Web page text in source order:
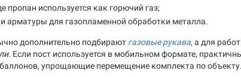
пропан используется как горючий газ;
арматуры для газопламенной обработки металла.
дополнительно подбирают газовые рукава, а для
. Если пост используется в мобильном формате,
упрощающие перемещение комплекта по объекту.